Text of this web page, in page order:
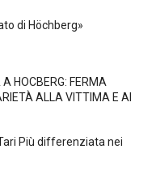
di Höchberg»
HÖCBERG: FERMA
ALLA VITTIMA E AI
Più differenziata nei